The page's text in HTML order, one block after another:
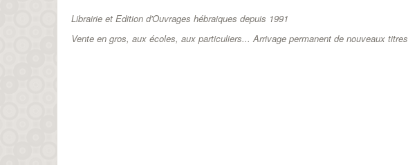
Librairie et Edition d'Ouvrages hébraiques depuis 1991
Vente en gros, aux écoles, aux particuliers...Arrivage permanent de nouveaux titres